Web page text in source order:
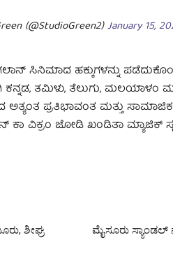
(@StudioGreen2)January 15,
ಸಿನಿಮಾದ ಹಕ್ಕುಗಳನ್ನು
ತಮಿಳು, ತೆಲುಗು, ಮಲಯಾಳಂ
ಅತ್ಯಂತ ಪ್ರತಿಭಾವಂತ ಮತ್ತು
ವಿಕ್ರಂ ಜೋಡಿ ಖಂಡಿತಾ ಮ್ಯಾಜಿಕ್
ಶೀ‌ಘ್ರ
ಮೈಸೂರು